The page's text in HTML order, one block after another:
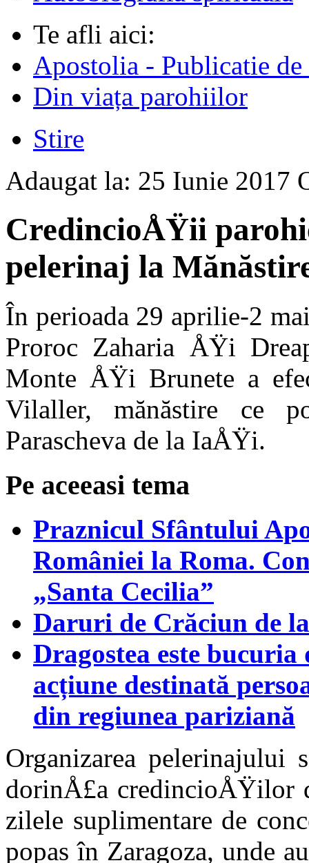
Te afli aici:
Apostolia - Publicatie
Din viața parohiilor
Stire
Adaugat la: 25 Iunie 2017
CredincioÅŸii
pelerinaj la
În perioada 29 aprilie-2
Proroc Zaharia ÅŸi
Monte ÅŸi Brunete a
Vilaller, mănăstire ce
Parascheva de la IaÅŸi.
Pe aceeasi tema
Praznicul Sfântului
României la Roma.
„Santa Cecilia”
Daruri de Crăciun de
Dragostea este
acțiune destinată
din regiunea pariziană
Organizarea
dorinÅ£a credincioÅŸilor
zilele suplimentare de
po­pas în Zaragoza, unde